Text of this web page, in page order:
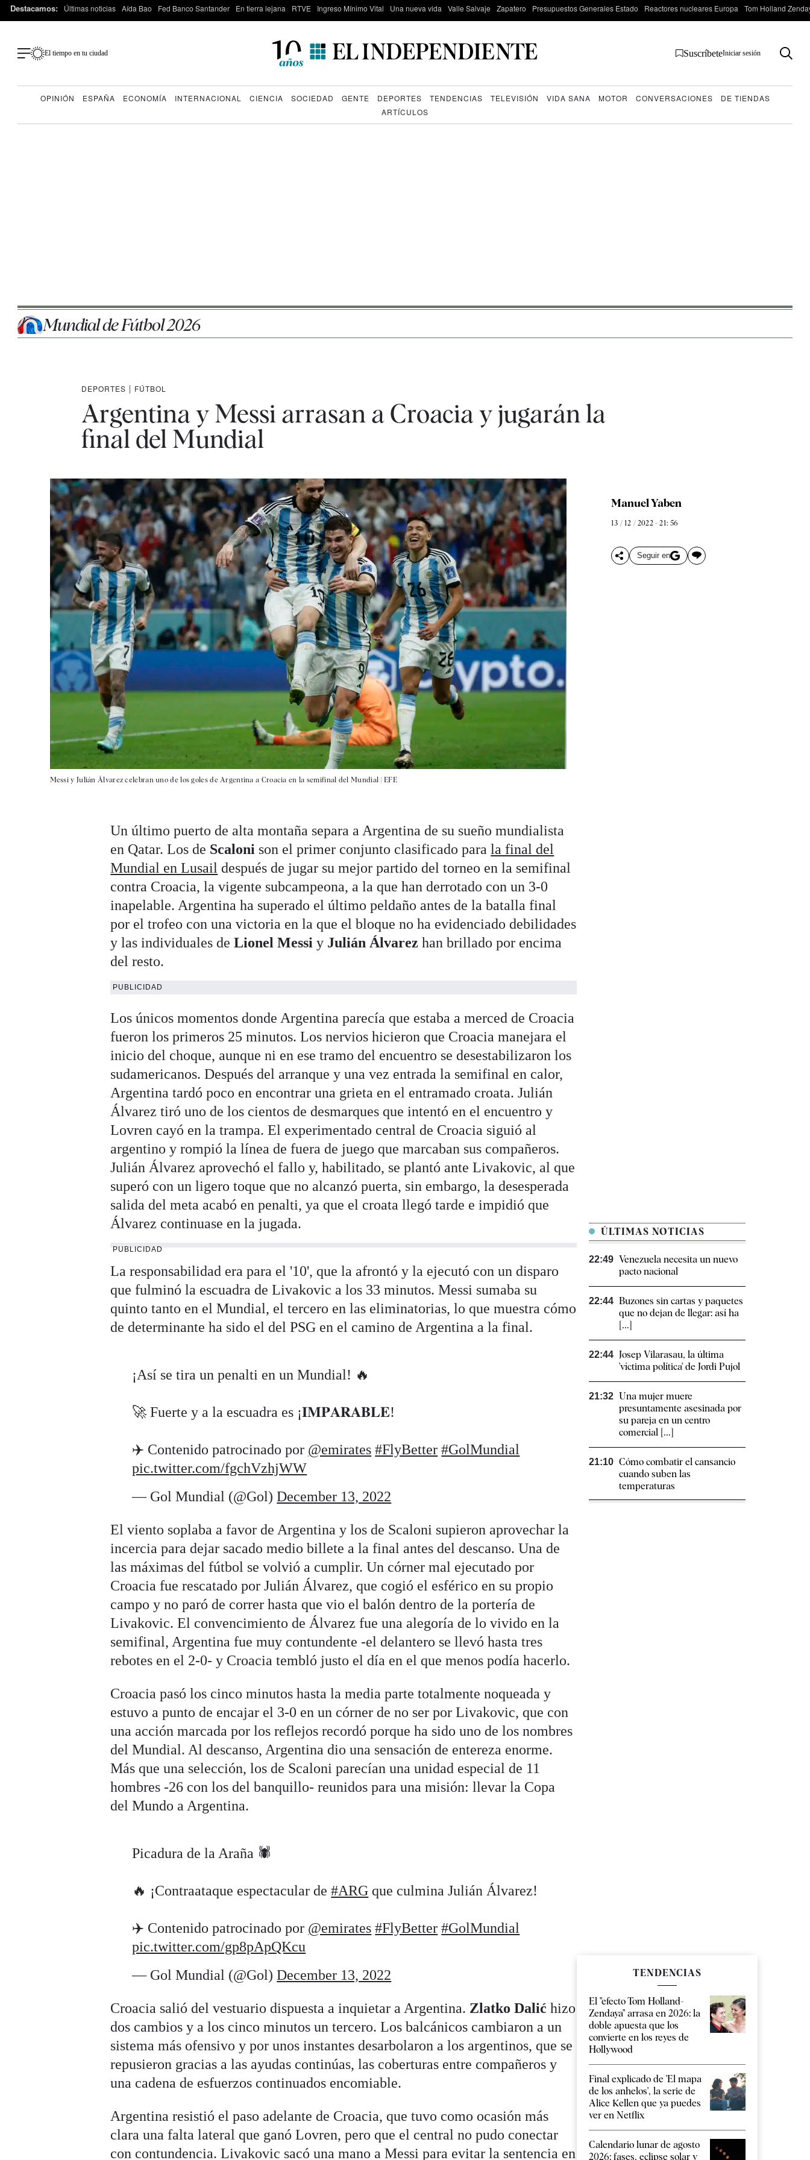
Destacamos: Últimas noticias Aída Bao Fed Banco Santander En tierra lejana RTVE Ingreso Mínimo Vital Una nueva vida Valle Salvaje Zapatero Presupuestos Generales Estado Reactores nucleares Europa Tom Holland
El tiempo en tu ciudad SuscríbeteIniciar sesión
OPINIÓN ESPAÑA ECONOMÍA INTERNACIONAL CIENCIA SOCIEDAD GENTE DEPORTES TENDENCIAS TELEVISIÓN VIDA SANA MOTOR CONVERSACIONES
DE TIENDAS
ARTÍCULOS
Mundial de Fútbol 2026
DEPORTES | FÚTBOL
Argentina y Messi arrasan a Croacia y jugarán la
final del Mundial
Messi y Julián Álvarez celebran uno de los goles de Argentina a Croacia en la semifinal del Mundial |EFE
Manuel Yaben
13 / 12 / 2022 - 21: 56
Seguir en
Un último puerto de alta montaña separa a Argentina de su sueño mundialista
en Qatar. Los de Scaloni son el primer conjunto clasificado parala final del
Mundial en Lusail después de jugar su mejor partido del torneo en la semifinal
contra Croacia, la vigente subcampeona, a la que han derrotado con un 3-0
inapelable. Argentina ha superado el último peldaño antes de la batalla final
por el trofeo con una victoria en la que el bloque no ha evidenciado debilidades
y las individuales deLionel Messi y Julián Álvarez han brillado por encima
del resto.
PUBLICIDAD
Los únicos momentos donde Argentina parecía que estaba a merced de Croacia
fueron los primeros 25 minutos. Los nervios hicieron que Croacia manejara el
inicio del choque, aunque ni en ese tramo del encuentro se desestabilizaron los
sudamericanos. Después del arranque y una vez entrada la semifinal en calor,
Argentina tardó poco en encontrar una grieta en el entramado croata. Julián
Álvarez tiró uno de los cientos de desmarques que intentó en el encuentro y
Lovren cayó en la trampa. El experimentado central de Croacia siguió al
argentino y rompió la línea de fuera de juego que marcaban sus compañeros.
Julián Álvarez aprovechó el fallo y, habilitado, se plantó ante Livakovic, al que
superó con un ligero toque que no alcanzó puerta, sin embargo, la desesperada
salida del meta acabó en penalti, ya que el croata llegó tarde e impidió que
Álvarez continuase en la jugada.
PUBLICIDAD
La responsabilidad era para el '10', que la afrontó y la ejecutó con un disparo
que fulminó la escuadra de Livakovic a los 33 minutos. Messi sumaba su
quinto tanto en el Mundial, el tercero en las eliminatorias, lo que muestra cómo
de determinante ha sido el del PSG en el camino de Argentina a la final.
¡Así se tira un penalti en un Mundial! 🔥
🚀 Fuerte y a la escuadra es ¡𝐈𝐌𝐏𝐀𝐑𝐀𝐁𝐋𝐄!
✈️ Contenido patrocinado por @emirates #FlyBetter #GolMundial
pic.twitter.com/fgchVzhjWW
— Gol Mundial (@Gol)December 13, 2022
El viento soplaba a favor de Argentina y los de Scaloni supieron aprovechar la
incercia para dejar sacado medio billete a la final antes del descanso. Una de
las máximas del fútbol se volvió a cumplir. Un córner mal ejecutado por
Croacia fue rescatado por Julián Álvarez, que cogió el esférico en su propio
campo y no paró de correr hasta que vio el balón dentro de la portería de
Livakovic. El convencimiento de Álvarez fue una alegoría de lo vivido en la
semifinal, Argentina fue muy contundente -el delantero se llevó hasta tres
rebotes en el 2-0- y Croacia tembló justo el día en el que menos podía hacerlo.
Croacia pasó los cinco minutos hasta la media parte totalmente noqueada y
estuvo a punto de encajar el 3-0 en un córner de no ser por Livakovic, que con
una acción marcada por los reflejos recordó porque ha sido uno de los nombres
del Mundial. Al descanso, Argentina dio una sensación de entereza enorme.
Más que una selección, los de Scaloni parecían una unidad especial de 11
hombres -26 con los del banquillo- reunidos para una misión: llevar la Copa
del Mundo a Argentina.
Picadura de la Araña 🕷️
🔥 ¡Contraataque espectacular de#ARG que culmina Julián Álvarez!
✈️ Contenido patrocinado por @emirates #FlyBetter #GolMundial
pic.twitter.com/gp8pApQKcu
— Gol Mundial (@Gol)December 13, 2022
Croacia salió del vestuario dispuesta a inquietar a Argentina. Zlatko Dalić hizo
dos cambios y a los cinco minutos un tercero. Los balcánicos cambiaron a un
sistema más ofensivo y por unos instantes desarbolaron a los argentinos, que se
repusieron gracias a las ayudas continúas, las coberturas entre compañeros y
una cadena de esfuerzos continuados encomiable.
Argentina resistió el paso adelante de Croacia, que tuvo como ocasión más
clara una falta lateral que ganó Lovren, pero que el central no pudo conectar
con contundencia. Livakovic sacó una mano a Messi para evitar la sentencia en
ÚLTIMAS NOTICIAS
22:49 Venezuela necesita un nuevo
pacto nacional
22:44 Buzones sin cartas y paquetes
que no dejan de llegar: así ha
[...]
22:44 Josep Vilarasau, la última
'víctima política' de Jordi Pujol
21:32 Una mujer muere
presuntamente asesinada por
su pareja en un centro
comercial [...]
21:10 Cómo combatir el cansancio​
cuando suben las
temperaturas
TENDENCIAS
El "efecto Tom Holland-
Zendaya" arrasa en 2026: la
doble apuesta que los
convierte en los reyes de
Hollywood
Final explicado de 'El mapa
de los anhelos', la serie de
Alice Kellen que ya puedes
ver en Netflix
Calendario lunar de agosto
2026: fases, eclipse solar y